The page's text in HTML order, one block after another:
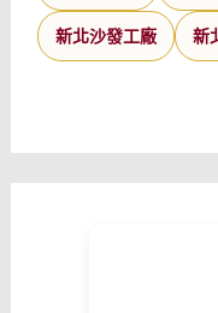
新北沙發工廠 新